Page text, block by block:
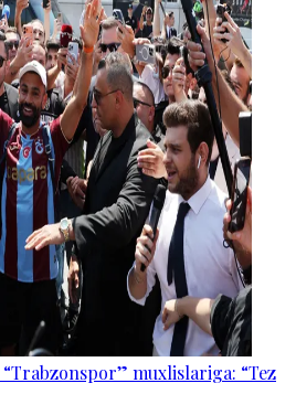
muxlislariga: “Tez